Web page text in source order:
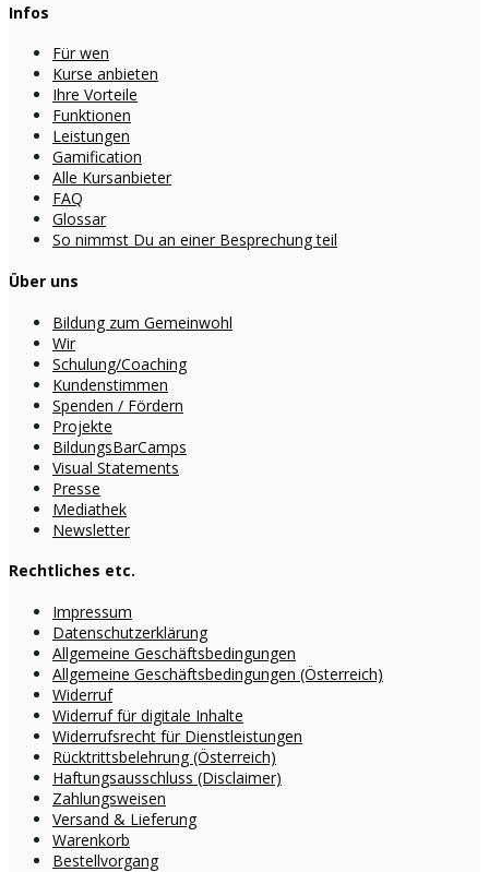
Infos
Für wen
Kurse anbieten
Ihre Vorteile
Funktionen
Leistungen
Gamification
Alle Kursanbieter
FAQ
Glossar
So nimmst Du an einer Besprechung teil
Über uns
Bildung zum Gemeinwohl
Wir
Schulung/Coaching
Kundenstimmen
Spenden / Fördern
Projekte
BildungsBarCamps
Visual Statements
Presse
Mediathek
Newsletter
Rechtliches etc.
Impressum
Datenschutzerklärung
Allgemeine Geschäftsbedingungen
Allgemeine Geschäftsbedingungen (Österreich)
Widerruf
Widerruf für digitale Inhalte
Widerrufsrecht für Dienstleistungen
Rücktrittsbelehrung (Österreich)
Haftungsausschluss (Disclaimer)
Zahlungsweisen
Versand & Lieferung
Warenkorb
Bestellvorgang